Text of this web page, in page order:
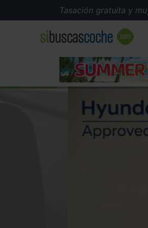
Tasación gratuita y muy